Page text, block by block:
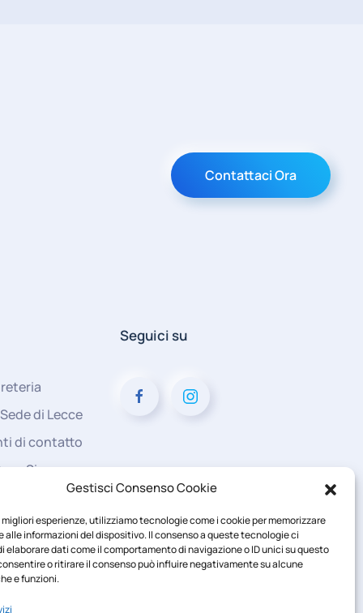
Gestisci Consenso Cookie
migliori esperienze, utilizziamo tecnologie come i cookie per memorizzare
alle informazioni del dispositivo. Il consenso a queste tecnologie ci
elaborare dati come il comportamento di navigazione o ID unici su questo
o ritirare il consenso può influire negativamente su alcune
e funzioni.
Contattaci Ora
di Lecce
di contatto
Siamo
Seguici su
Area Riservata